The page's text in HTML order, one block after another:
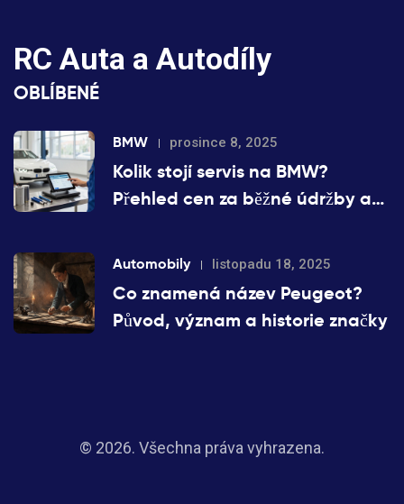
RC Auta a Autodíly
OBLÍBENÉ
BMW prosince 8, 2025
Kolik stojí servis na BMW?
Přehled cen za běžné údržby a
Automobily listopadu 18, 2025
Co znamená název Peugeot?
Původ, význam a historie značky
© 2026. Všechna práva vyhrazena.